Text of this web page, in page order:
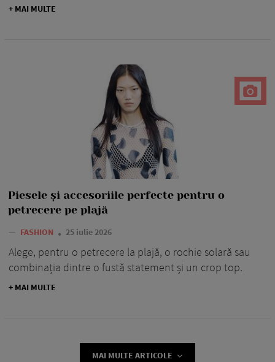
+ MAI MULTE
Piesele și accesoriile perfecte pentru o
petrecere pe plajă
— FASHION 25 iulie 2026
Alege, pentru o petrecere la plajă, o rochie solară sau
combinația dintre o fustă statement și un crop top.
+ MAI MULTE
MAI MULTE ARTICOLE